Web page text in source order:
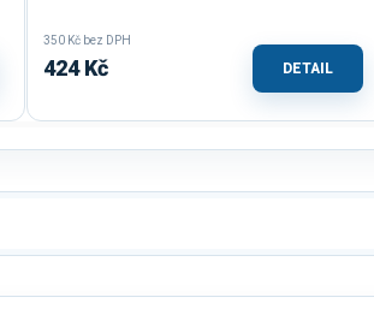
350 Kč bez DPH
424 Kč DETAIL